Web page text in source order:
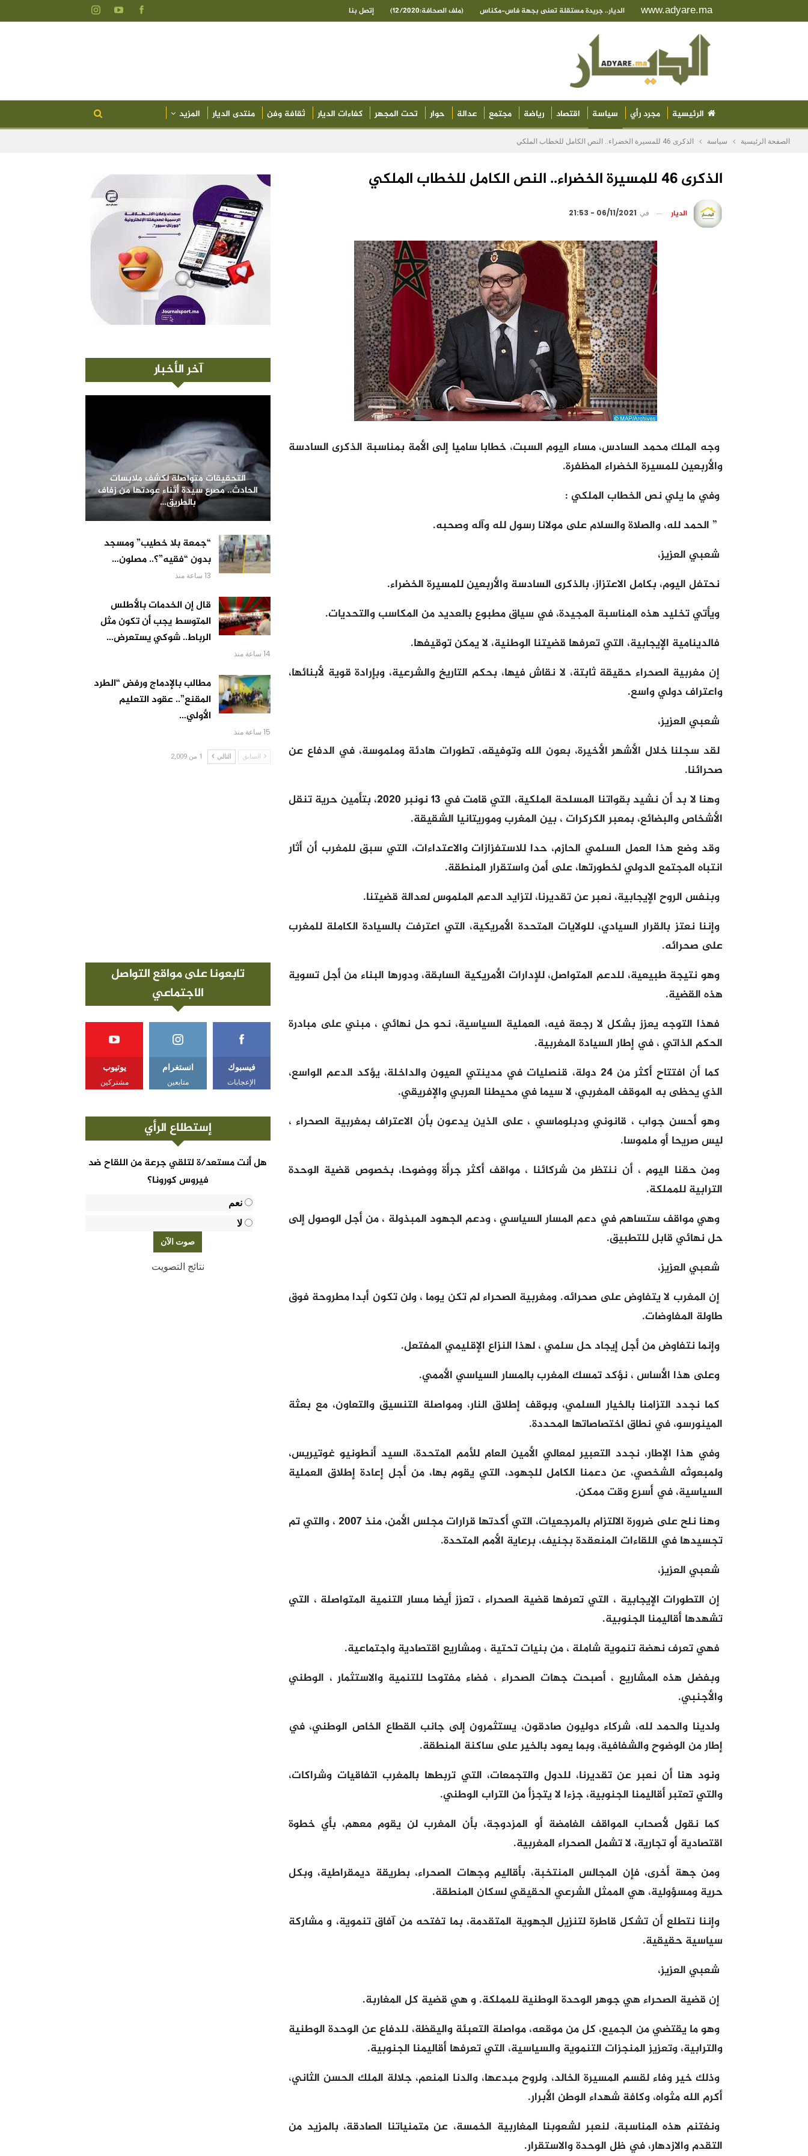
www.adyare.ma الديار.. جريدة مستقلة تعنى بجهة فاس-مكناس (ملف الصحافة:12/2020) إتصل بنا
الرئيسية مجرد رأي سياسة اقتصاد رياضة مجتمع عدالة حوار تحت المجهر كفاءات الديار ثقافة وفن منتدى الديار المزيد
الصفحة الرئيسية سياسة الذكرى 46 للمسيرة الخضراء.. النص الكامل للخطاب الملكي
الذكرى 46 للمسيرة الخضراء.. النص الكامل للخطاب الملكي
الديار في 06/11/2021 - 21:53
وجه الملك محمد السادس، مساء اليوم السبت، خطابا ساميا إلى الأمة بمناسبة الذكرى السادسة
والأربعين للمسيرة الخضراء المظفرة.
وفي ما يلي نص الخطاب الملكي :
” الحمد لله، والصلاة والسلام على مولانا رسول لله وآله وصحبه.
شعبي العزيز،
نحتفل اليوم، بكامل الاعتزاز، بالذكرى السادسة والأربعين للمسيرة الخضراء.
ويأتي تخليد هذه المناسبة المجيدة، في سياق مطبوع بالعديد من المكاسب والتحديات.
فالدينامية الإيجابية، التي تعرفها قضيتنا الوطنية، لا يمكن توقيفها.
إن مغربية الصحراء حقيقة ثابتة، لا نقاش فيها، بحكم التاريخ والشرعية، وبإرادة قوية لأبنائها،
واعتراف دولي واسع.
شعبي العزيز،
لقد سجلنا خلال الأشهر الأخيرة، بعون الله وتوفيقه، تطورات هادئة وملموسة، في الدفاع عن
صحرائنا.
وهنا لا بد أن نشيد بقواتنا المسلحة الملكية، التي قامت في 13 نونبر 2020، بتأمين حرية تنقل
الأشخاص والبضائع، بمعبر الكركرات ، بين المغرب وموريتانيا الشقيقة.
وقد وضع هذا العمل السلمي الحازم، حدا للاستفزازات والاعتداءات، التي سبق للمغرب أن أثار
انتباه المجتمع الدولي لخطورتها، على أمن واستقرار المنطقة.
وبنفس الروح الإيجابية، نعبر عن تقديرنا، لتزايد الدعم الملموس لعدالة قضيتنا.
وإننا نعتز بالقرار السيادي، للولايات المتحدة الأمريكية، التي اعترفت بالسيادة الكاملة للمغرب
على صحرائه.
وهو نتيجة طبيعية، للدعم المتواصل، للإدارات الأمريكية السابقة، ودورها البناء من أجل تسوية
هذه القضية.
فهذا التوجه يعزز بشكل لا رجعة فيه، العملية السياسية، نحو حل نهائي ، مبني على مبادرة
الحكم الذاتي ، في إطار السيادة المغربية.
كما أن افتتاح أكثر من 24 دولة، قنصليات في مدينتي العيون والداخلة، يؤكد الدعم الواسع،
الذي يحظى به الموقف المغربي، لا سيما في محيطنا العربي والإفريقي.
وهو أحسن جواب ، قانوني ودبلوماسي ، على الذين يدعون بأن الاعتراف بمغربية الصحراء ،
ليس صريحا أو ملموسا.
ومن حقنا اليوم ، أن ننتظر من شركائنا ، مواقف أكثر جرأة ووضوحا، بخصوص قضية الوحدة
الترابية للمملكة.
وهي مواقف ستساهم في دعم المسار السياسي ، ودعم الجهود المبذولة ، من أجل الوصول إلى
حل نهائي قابل للتطبيق.
شعبي العزيز،
إن المغرب لا يتفاوض على صحرائه. ومغربية الصحراء لم تكن يوما ، ولن تكون أبدا مطروحة فوق
طاولة المفاوضات.
وإنما نتفاوض من أجل إيجاد حل سلمي ، لهذا النزاع الإقليمي المفتعل.
وعلى هذا الأساس ، نؤكد تمسك المغرب بالمسار السياسي الأممي.
كما نجدد التزامنا بالخيار السلمي، وبوقف إطلاق النار، ومواصلة التنسيق والتعاون، مع بعثة
المينورسو، في نطاق اختصاصاتها المحددة.
وفي هذا الإطار، نجدد التعبير لمعالي الأمين العام للأمم المتحدة، السيد أنطونيو غوتيريس،
ولمبعوثه الشخصي، عن دعمنا الكامل للجهود، التي يقوم بها، من أجل إعادة إطلاق العملية
السياسية، في أسرع وقت ممكن.
وهنا نلح على ضرورة الالتزام بالمرجعيات، التي أكدتها قرارات مجلس الأمن، منذ 2007 ، والتي تم
تجسيدها في اللقاءات المنعقدة بجنيف، برعاية الأمم المتحدة.
شعبي العزيز،
إن التطورات الإيجابية ، التي تعرفها قضية الصحراء ، تعزز أيضا مسار التنمية المتواصلة ، التي
تشهدها أقاليمنا الجنوبية.
فهي تعرف نهضة تنموية شاملة ، من بنيات تحتية ، ومشاريع اقتصادية واجتماعية.
وبفضل هذه المشاريع ، أصبحت جهات الصحراء ، فضاء مفتوحا للتنمية والاستثمار ، الوطني
والأجنبي.
ولدينا والحمد لله، شرکاء دوليون صادقون، يستثمرون إلى جانب القطاع الخاص الوطني، في
إطار من الوضوح والشفافية، وبما يعود بالخير على ساكنة المنطقة.
ونود هنا أن نعبر عن تقديرنا، للدول والتجمعات، التي تربطها بالمغرب اتفاقيات وشراكات،
والتي تعتبر أقاليمنا الجنوبية، جزءا لا يتجزأ من التراب الوطني.
كما نقول لأصحاب المواقف الغامضة أو المزدوجة، بأن المغرب لن يقوم معهم، بأي خطوة
اقتصادية أو تجارية، لا تشمل الصحراء المغربية.
ومن جهة أخرى، فإن المجالس المنتخبة، بأقاليم وجهات الصحراء، بطريقة ديمقراطية، وبكل
حرية ومسؤولية، هي الممثل الشرعي الحقيقي لسكان المنطقة.
وإننا نتطلع أن تشكل قاطرة لتنزيل الجهوية المتقدمة، بما تفتحه من آفاق تنموية، و مشاركة
سياسية حقيقية.
شعبي العزيز،
إن قضية الصحراء هي جوهر الوحدة الوطنية للمملكة. و هي قضية كل المغاربة.
وهو ما يقتضي من الجميع، كل من موقعه، مواصلة التعبئة واليقظة، للدفاع عن الوحدة الوطنية
والترابية، وتعزيز المنجزات التنموية والسياسية، التي تعرفها أقاليمنا الجنوبية.
وذلك خير وفاء لقسم المسيرة الخالد، ولروح مبدعها، والدنا المنعم، جلالة الملك الحسن الثاني،
أكرم الله مثواه، وكافة شهداء الوطن الأبرار.
ونغتنم هذه المناسبة، لنعبر لشعوبنا المغاربية الخمسة، عن متمنياتنا الصادقة، بالمزيد من
التقدم والازدهار، في ظل الوحدة والاستقرار.
آخر الأخبار
التحقيقات متواصلة لكشف ملابسات
الحادث.. مصرع سيدة أثناء عودتها من زفاف
بالطريق…
“جمعة بلا خطيب” ومسجد
بدون “فقيه”؟.. مصلون…
13 ساعة منذ
قال إن الخدمات بالأطلس
المتوسط يجب أن تكون مثل
الرباط.. شوكي يستعرض…
14 ساعة منذ
مطالب بالإدماج ورفض “الطرد
المقنع”.. عقود التعليم
الأولي…
15 ساعة منذ
السابق التالي 1 من 2,009
تابعونا على مواقع التواصل
الاجتماعي
فيسبوك
الإعجابات
انستغرام
متابعين
يوتيوب
مشتركين
إستطلاع الرأي
هل أنت مستعد/ة لتلقي جرعة من اللقاح ضد
فيروس كورونا؟
نعم
لا
نتائج التصويت